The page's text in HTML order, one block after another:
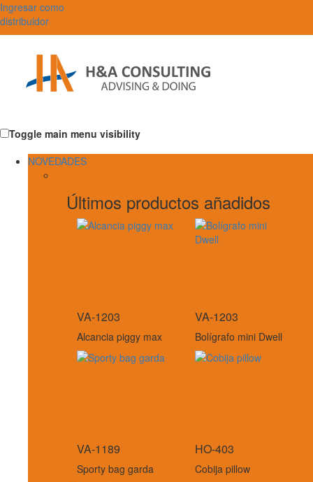
Ingresar como
distribuidor
Toggle main menu visibility
NOVEDADES
Últimos productos añadidos
VA-1203
Alcancia piggy max
VA-1203
Bolígrafo mini Dwell
VA-1189
Sporty bag garda
HO-403
Cobija pillow